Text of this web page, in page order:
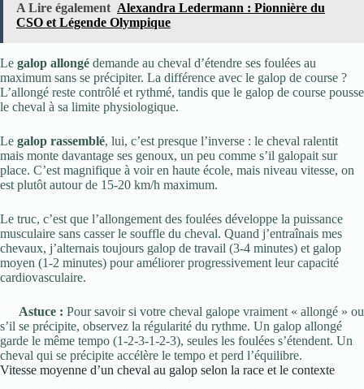
A Lire également Alexandra Ledermann : Pionnière du
CSO et Légende Olympique
Le galop allongé demande au cheval d’étendre ses foulées au
maximum sans se précipiter. La différence avec le galop de course ?
L’allongé reste contrôlé et rythmé, tandis que le galop de course pousse
le cheval à sa limite physiologique.
Le galop rassemblé, lui, c’est presque l’inverse : le cheval ralentit
mais monte davantage ses genoux, un peu comme s’il galopait sur
place. C’est magnifique à voir en haute école, mais niveau vitesse, on
est plutôt autour de 15-20 km/h maximum.
Le truc, c’est que l’allongement des foulées développe la puissance
musculaire sans casser le souffle du cheval. Quand j’entraînais mes
chevaux, j’alternais toujours galop de travail (3-4 minutes) et galop
moyen (1-2 minutes) pour améliorer progressivement leur capacité
cardiovasculaire.
Astuce : Pour savoir si votre cheval galope vraiment « allongé » ou
s’il se précipite, observez la régularité du rythme. Un galop allongé
garde le même tempo (1-2-3-1-2-3), seules les foulées s’étendent. Un
cheval qui se précipite accélère le tempo et perd l’équilibre.
Vitesse moyenne d’un cheval au galop selon la race et le contexte